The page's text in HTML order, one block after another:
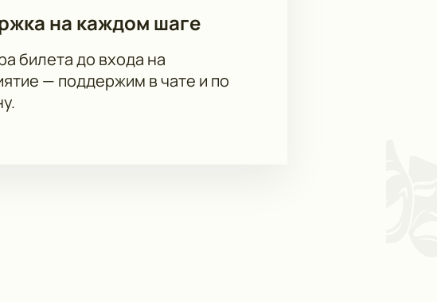
на каждом шаге
билета до входа на
— поддержим в чате и по